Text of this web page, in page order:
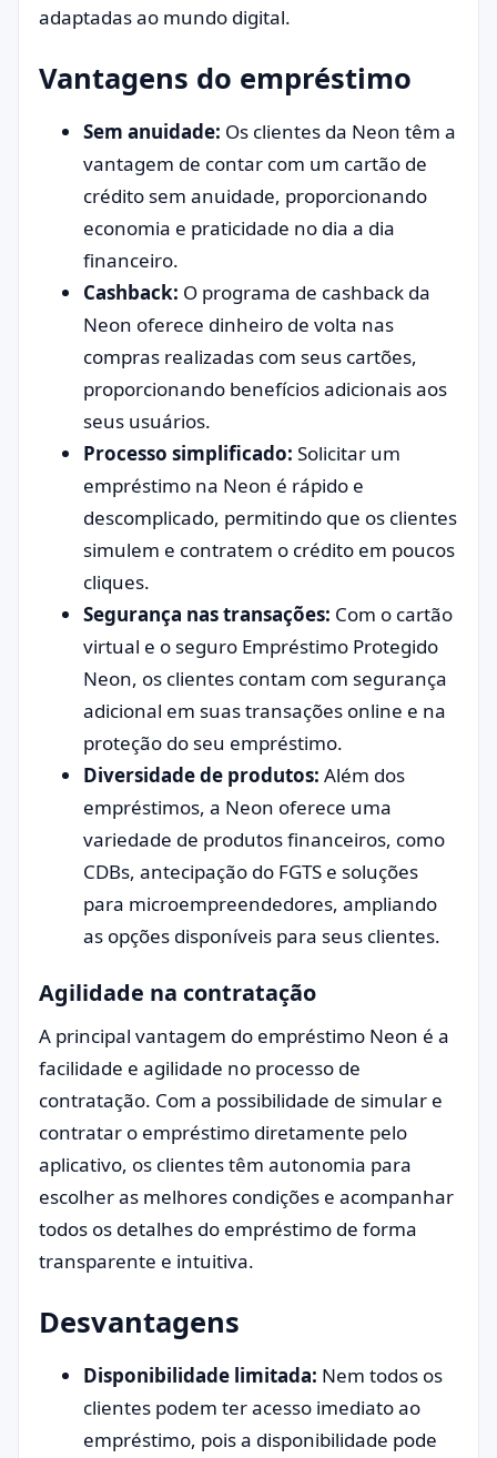
adaptadas ao mundo digital.
Vantagens do empréstimo
Sem anuidade: Os clientes da Neon têm a
vantagem de contar com um cartão de
crédito sem anuidade, proporcionando
economia e praticidade no dia a dia
financeiro.
Cashback: O programa de cashback da
Neon oferece dinheiro de volta nas
compras realizadas com seus cartões,
proporcionando benefícios adicionais aos
seus usuários.
Processo simplificado: Solicitar um
empréstimo na Neon é rápido e
descomplicado, permitindo que os clientes
simulem e contratem o crédito em poucos
cliques.
Segurança nas transações: Com o cartão
virtual e o seguro Empréstimo Protegido
Neon, os clientes contam com segurança
adicional em suas transações online e na
proteção do seu empréstimo.
Diversidade de produtos: Além dos
empréstimos, a Neon oferece uma
variedade de produtos financeiros, como
CDBs, antecipação do FGTS e soluções
para microempreendedores, ampliando
as opções disponíveis para seus clientes.
Agilidade na contratação
A principal vantagem do empréstimo Neon é a
facilidade e agilidade no processo de
contratação. Com a possibilidade de simular e
contratar o empréstimo diretamente pelo
aplicativo, os clientes têm autonomia para
escolher as melhores condições e acompanhar
todos os detalhes do empréstimo de forma
transparente e intuitiva.
Desvantagens
Disponibilidade limitada: Nem todos os
clientes podem ter acesso imediato ao
empréstimo, pois a disponibilidade pode